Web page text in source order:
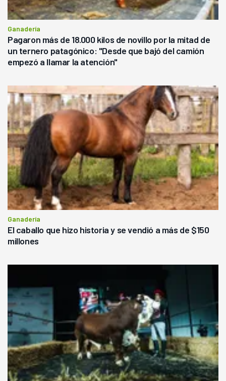
Ganadería
Pagaron más de 18.000 kilos de novillo por la mitad de
un ternero patagónico: "Desde que bajó del camión
empezó a llamar la atención"
Ganadería
El caballo que hizo historia y se vendió a más de $150
millones